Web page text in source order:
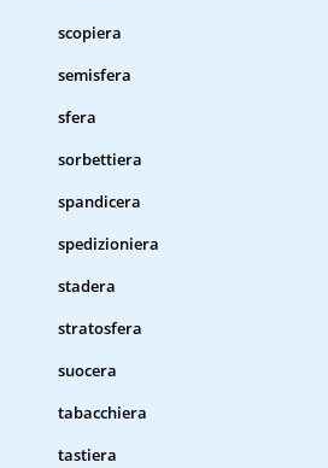
scopiera
semisfera
sfera
sorbettiera
spandicera
spedizioniera
stadera
stratosfera
suocera
tabacchiera
tastiera